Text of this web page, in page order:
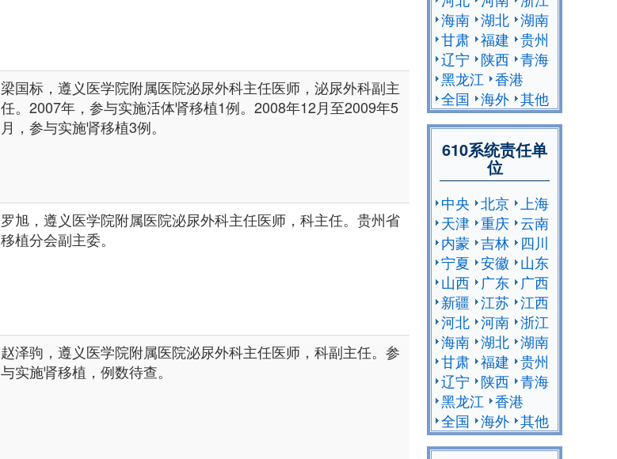
梁国标，遵义医学院附属医院泌尿外科主任医师，泌尿外科副主
任。2007年，参与实施活体肾移植1例。2008年12月至2009年5
月，参与实施肾移植3例。
罗旭，遵义医学院附属医院泌尿外科主任医师，科主任。贵州省
移植分会副主委。
赵泽驹，遵义医学院附属医院泌尿外科主任医师，科副主任。参
与实施肾移植，例数待查。
海南 湖北 湖南
甘肃 福建 贵州
辽宁
陕西 青海
黑龙江 香港
全国 海外 其他
610系统责任单
位
中央 北京
上海
天津 重庆 云南
内蒙 吉林
四川
宁夏 安徽
山东
山西
广东
广西
新疆 江苏 江西
河北 河南 浙江
海南 湖北 湖南
甘肃 福建 贵州
辽宁
陕西 青海
黑龙江 香港
全国 海外 其他